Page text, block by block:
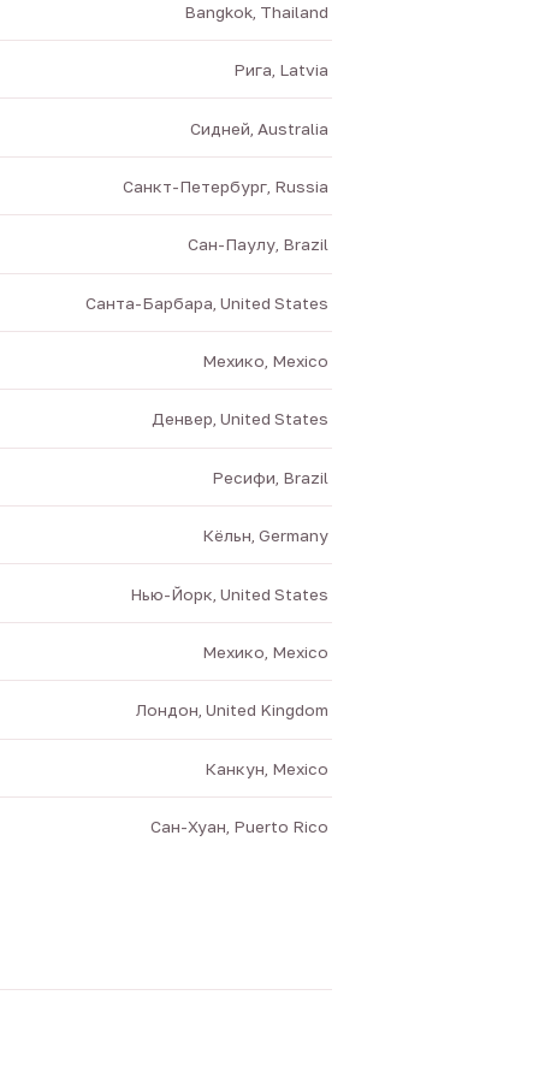
Bangkok, Thailand
Рига, Latvia
Сидней, Australia
Санкт-Петербург, Russia
Сан-Паулу, Brazil
Санта-Барбара, United States
Мехико, Mexico
Денвер, United States
Ресифи, Brazil
Кёльн, Germany
Нью-Йорк, United States
Мехико, Mexico
Лондон, United Kingdom
Канкун, Mexico
Сан-Хуан, Puerto Rico